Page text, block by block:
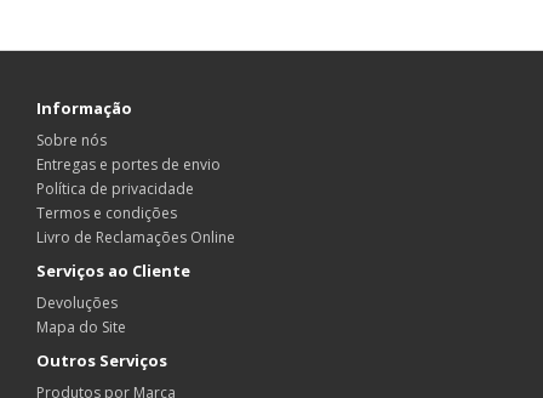
Informação
Sobre nós
Entregas e portes de envio
Política de privacidade
Termos e condições
Livro de Reclamações Online
Serviços ao Cliente
Devoluções
Mapa do Site
Outros Serviços
Produtos por Marca